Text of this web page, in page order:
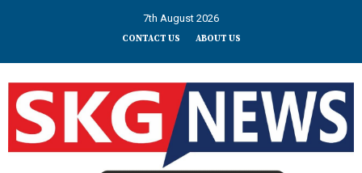
7th August 2026
CONTACT US ABOUT US